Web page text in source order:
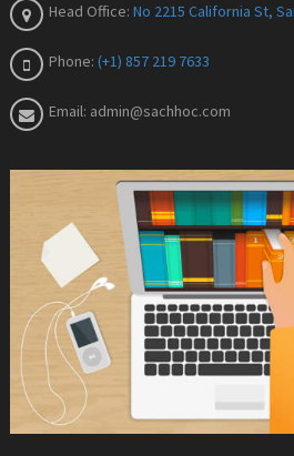
Head Office: No 2215 California St,
Phone: (+1) 857 219 7633
Email: admin@sachhoc.com